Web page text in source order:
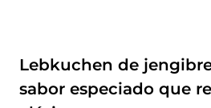
Lebkuchen de
sabor especiado que